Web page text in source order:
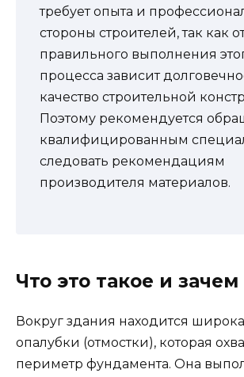
требует опыта и
стороны строителей, так как
правильного выполнения
процесса зависит
качество строительной
Поэтому рекомендуется
квалифицированным
следовать рекомендациям
производителя материалов.
Что это такое и
Вокруг здания находится
опалубки (отмостки), которая
периметр фундамента. Она